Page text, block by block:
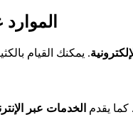
يقدم الخدمات عبر